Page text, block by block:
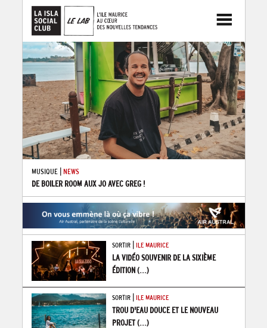
MUSIQUE| NEWS
DE BOILER ROOM AUX JO AVEC GREG !
SORTIR| ILE MAURICE
LA VIDÉO SOUVENIR DE LA SIXIÈME
ÉDITION(...)
SORTIR| ILE MAURICE
TROU D'EAU DOUCE ET LE NOUVEAU
PROJET(...)